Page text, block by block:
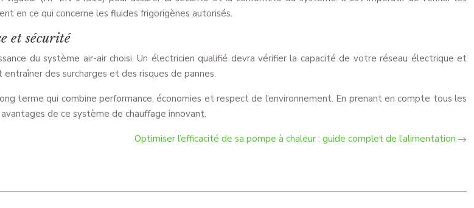
en ce qui concerne les fluides frigorigènes autorisés.
et sécurité
du système air-air choisi. Un électricien qualifié devra vérifier la capacité de votre réseau électrique et
des surcharges et des risques de pannes.
terme qui combine performance, économies et respect de l’environnement. En prenant en compte tous les
de ce système de chauffage innovant.
Optimiser l’efficacité de sa pompe à chaleur : guide complet de l’alimentation